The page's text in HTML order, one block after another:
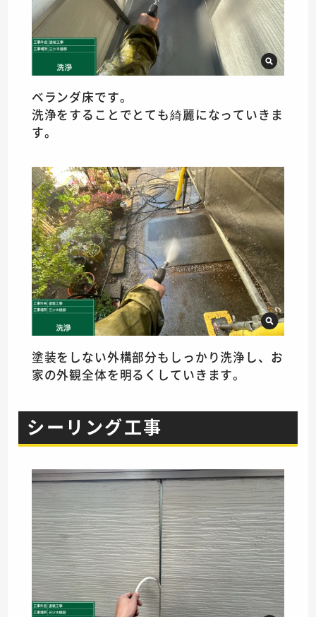
ベランダ床です。
洗浄をすることでとても綺麗になっていきま
す。
塗装をしない外構部分もしっかり洗浄し、お
家の外観全体を明るくしていきます。
シーリング工事